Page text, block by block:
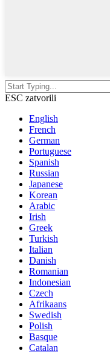
ESC zatvorili
English
French
German
Portuguese
Spanish
Russian
Japanese
Korean
Arabic
Irish
Greek
Turkish
Italian
Danish
Romanian
Indonesian
Czech
Afrikaans
Swedish
Polish
Basque
Catalan